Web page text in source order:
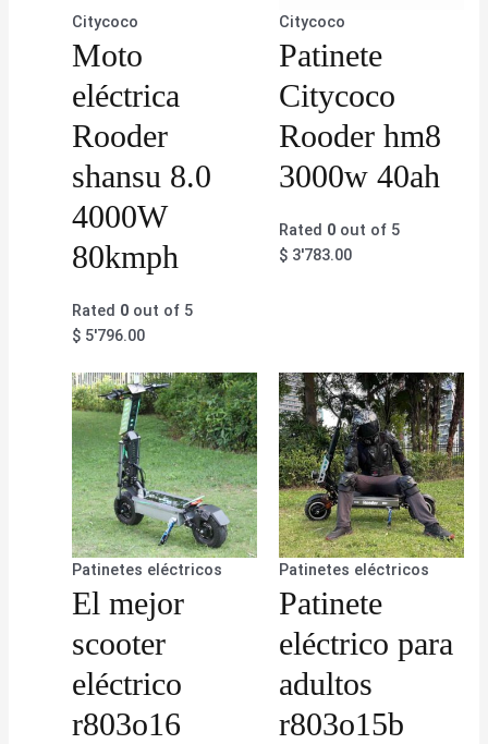
Citycoco
Moto
eléctrica
Rooder
shansu 8.0
4000W
80kmph
Rated 0 out of 5
$ 5'796.00
Citycoco
Patinete
Citycoco
Rooder hm8
3000w 40ah
Rated 0out of 5
$3'783.00
Patinetes eléctricos
El mejor
scooter
eléctrico
r803o16
Patinetes eléctricos
Patinete
eléctrico para
adultos
r803o15b